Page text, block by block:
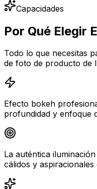
Capacidades
Por Qué Elegir
Todo lo que necesitas
de foto de producto de
Efecto bokeh
profundidad y enfoque
La auténtica
cálidos y